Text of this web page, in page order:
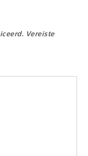
Vereiste